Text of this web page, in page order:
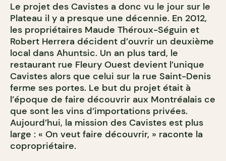
Le projet des Cavistes a donc vu le jour sur le
Plateau il y a presque une décennie. En 2012,
les propriétaires Maude Théroux-Séguin et
Robert Herrera décident d’ouvrir un deuxième
local dans Ahuntsic. Un an plus tard, le
restaurant rue Fleury Ouest devient l’unique
Cavistes alors que celui sur la rue Saint-Denis
ferme ses portes. Le but du projet était à
l’époque de faire découvrir aux Montréalais ce
que sont les vins d’importations privées.
Aujourd’hui, la mission des Cavistes est plus
large : « On veut faire découvrir, » raconte la
copropriétaire.